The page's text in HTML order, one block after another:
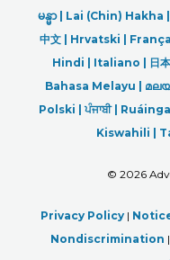
မန္မာ| Lai (Chin) Hakha |
中文 | Hrvatski |
Hindi | Italiano | 日
Bahasa Melayu |
Polski |ਪੰਜਾਬੀ|
Kiswahili |
© 2026
Privacy Policy|
Nondiscrimination |